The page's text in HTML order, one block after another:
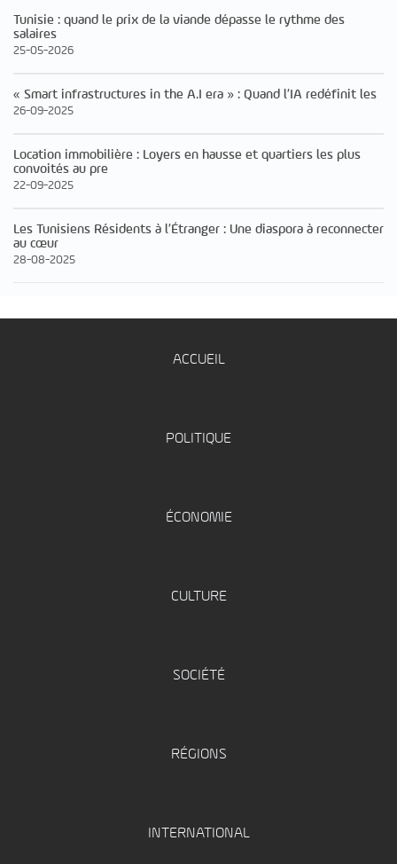
Tunisie : quand le prix de la viande dépasse le rythme des
salaires
25-05-2026
« Smart infrastructures in the A.I era » : Quand l’IA redéfinit les
26-09-2025
Location immobilière : Loyers en hausse et quartiers les plus
convoités au pre
22-09-2025
Les Tunisiens Résidents à l’Étranger : Une diaspora à reconnecter
au cœur
28-08-2025
ACCUEIL
POLITIQUE
ÉCONOMIE
CULTURE
SOCIÉTÉ
RÉGIONS
INTERNATIONAL